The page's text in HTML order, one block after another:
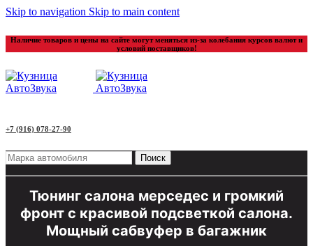
Skip to navigation Skip to main content
Наличие товаров и цены на сайте могут меняться из-за колебания курсов валют и
условий поставщиков!
+7 (916) 078-27-90
Поиск
Тюнинг салона мерседес и громкий
фронт с красивой подсветкой салона.
Мощный сабвуфер в багажник